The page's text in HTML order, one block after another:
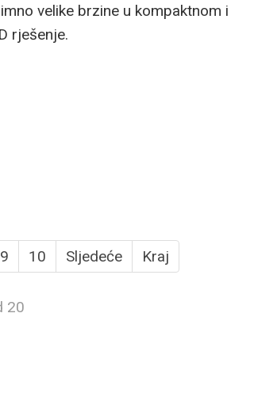
velike brzine u kompaktnom i
rješenje.
9 10 Sljedeće Kraj
20